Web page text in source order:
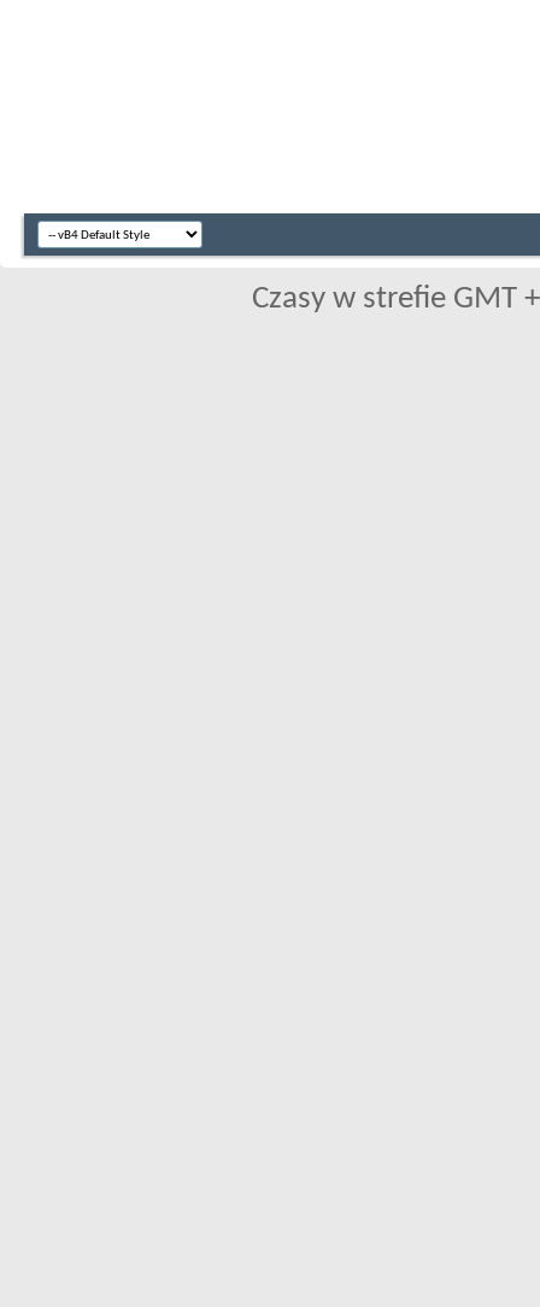
Czasy w strefie GMT